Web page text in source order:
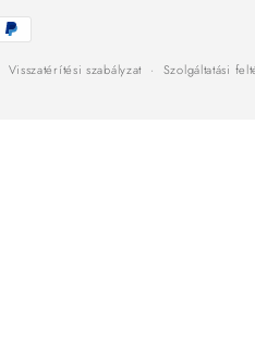
Fizetési
módok
Visszatérítési szabályzat Szolgáltatási